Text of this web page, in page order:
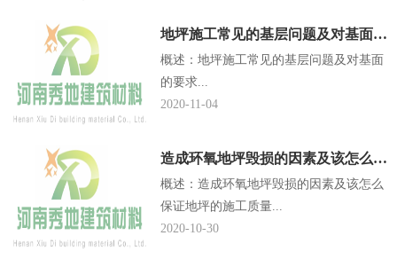
地坪施工常见的基层问题及对基面的要求...
概述：地坪施工常见的基层问题及对基面
的要求...
2020-11-04
造成环氧地坪毁损的因素及该怎么保证地坪的施工质量...
概述：造成环氧地坪毁损的因素及该怎么
保证地坪的施工质量...
2020-10-30